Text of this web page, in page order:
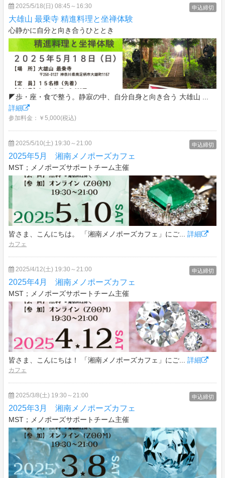
申込締切
2025/5/18(日) 08:45～16:30
大雄山 最乗寺 精進料理と坐禅体験
心静かに自分と向き合うひととき
◤歩・座・食で整う。静寂の中、自分自身と向き合う 大雄山 ...
詳細
参加料金：￥5,000(税込)
申込締切
2025/5/10(土) 19:30～21:00
2025年5月 湘南メノポーズカフェ
MST；メノポーズサポートチーム主催
皆さま、こんにちは。 「湘南メノポーズカフェ」にご... 詳細
カフェ
申込締切
2025/4/12(土) 19:30～21:00
2025年4月 湘南メノポーズカフェ
MST；メノポーズサポートチーム主催
皆さま、こんにちは！ 「湘南メノポーズカフェ」にご... 詳細
カフェ
申込締切
2025/3/8(土) 19:30～21:00
2025年3月 湘南メノポーズカフェ
MST；メノポーズサポートチーム主催